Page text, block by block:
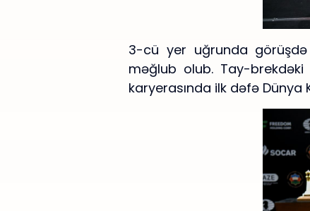
3-cü yer uğrunda görüşdə
məğlub olub. Tay-brekdəki
karyerasında ilk dəfə